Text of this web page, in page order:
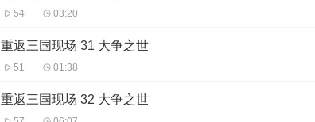
54 03:20
重返三国现场 31 大争之世
51 01:38
重返三国现场 32 大争之世